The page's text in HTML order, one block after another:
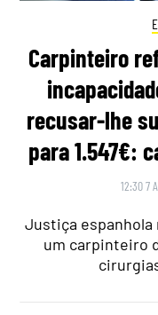
Carpinteiro
recusar-lhe
para 1.547€:
12:30 7
Justiça espanhola
um carpinteiro